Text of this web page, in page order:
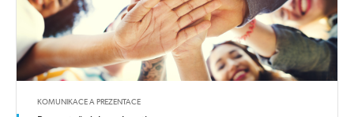
KOMUNIKACE A PREZENTACE